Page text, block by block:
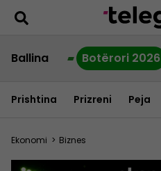
Ballina Botërori 2026
Prishtina Prizreni Peja
Ekonomi > Biznes